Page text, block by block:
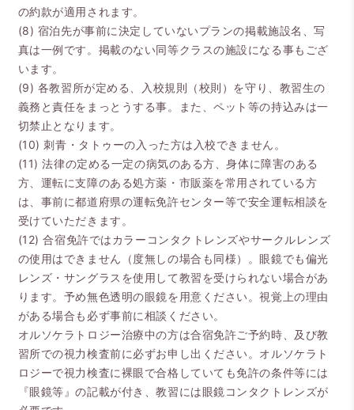
の約款が適用されます。
(8) 宿泊先が事前に決定していないプランの掲載施設名、写
真は一例です。掲載のない同等クラスの施設になる事もござ
います。
(9) 各教習所が定める、入校規則（校則）を守り、教習生の
義務と責任をまっとうする事。また、ペット等の持込みは一
切禁止となります。
(10) 刺青・タトゥーの入った方は入校できません。
(11) 法律の定める一定の病気のある方、身体に障害のある
方、運転に支障のある処方薬・市販薬を常用されている方
は、事前に都道府県の運転免許センター等で安全運転相談を
受けていただきます。
(12) 合宿免許ではカラーコンタクトレンズやサークルレンズ
の使用はできません（度無しの場合も同様）。眼鏡でも偏光
レンズ・サングラスを使用して教習を受けられない場合があ
ります。予め無色透明の眼鏡を用意ください。視覚上の理由
がある場合も必ず事前に相談ください。
オルソケラトロジー治療中の方は合宿免許ご予約時、及び教
習所での視力検査前に必ずお申し出ください。オルソケラト
ロジーで視力検査に裸眼で合格していても免許の条件等には
『眼鏡等』の記載が付き、教習には眼鏡コンタクトレンズが